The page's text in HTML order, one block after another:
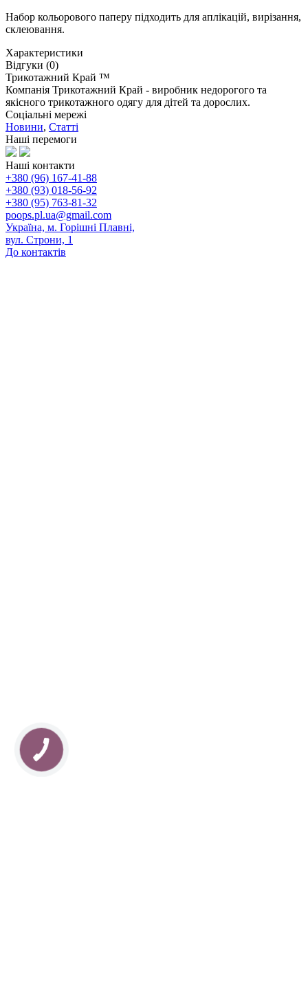
Набор кольорового паперу підходить для аплікацій, вирізання,
склеювання.
Характеристики
Відгуки (0)
Трикотажний Край ™
Компанія Трикотажний Край - виробник недорогого та
якісного трикотажного одягу для дітей та дорослих.
Соціальні мережі
Новини, Статті
Наші перемоги
Наші контакти
+380 (96) 167-41-88
+380 (93) 018-56-92
+380 (95) 763-81-32
poops.pl.ua@gmail.com
Україна, м. Горішні Плавні,
вул. Строни, 1
До контактів